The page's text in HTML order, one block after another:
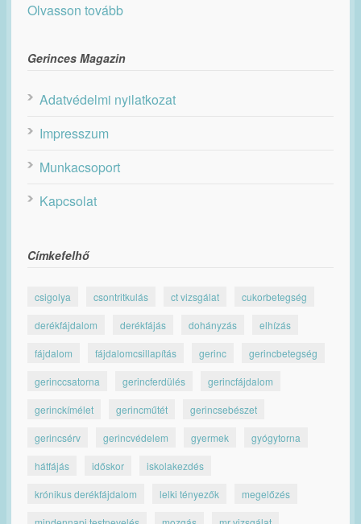
Olvasson tovább
Gerinces Magazin
Adatvédelmi nyilatkozat
Impresszum
Munkacsoport
Kapcsolat
Címkefelhő
csigolya csontritkulás ct vizsgálat cukorbetegség
derékfájdalom derékfájás dohányzás elhízás
fájdalom fájdalomcsillapítás gerinc gerincbetegség
gerinccsatorna gerincferdülés gerincfájdalom
gerinckímélet gerincműtét gerincsebészet
gerincsérv gerincvédelem gyermek gyógytorna
hátfájás időskor iskolakezdés
krónikus derékfájdalom lelki tényezők megelőzés